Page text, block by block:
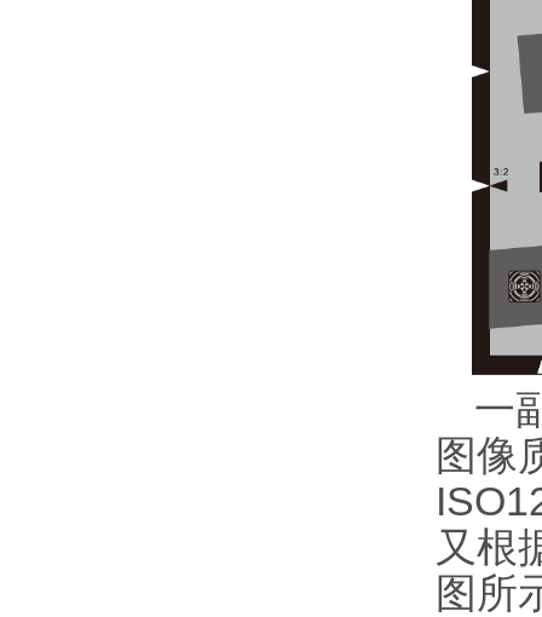
一
图像
又根
图所